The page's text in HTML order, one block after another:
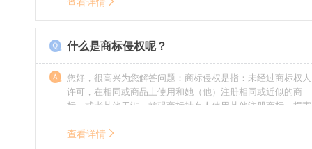
什么是商标侵权呢？
您好，很高兴为您解答问题：商标侵权是指：未经过商标权人
许可，在相同或商品上使用和她（他）注册相同或近似的商
标，或者其他干涉、妨碍商标持有人使用其他注册商标，损害
商标持有人合法权益的其他行为。侵权的人通常需要承担侵权
的责任，明知侵权的行为的人要承担赔偿的责任。情节严重
查看详情